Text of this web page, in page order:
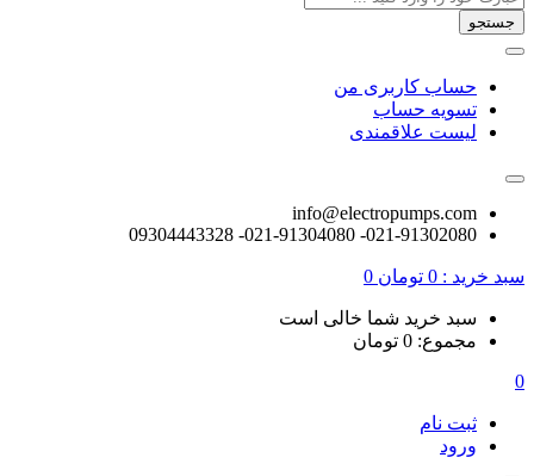
جستجو
حساب کاربری من
تسویه حساب
لیست علاقمندی
info@electropumps.com
021-91302080- 021-91304080- 09304443328
سبد خرید : 0 تومان 0
سبد خرید شما خالی است
مجموع: 0 تومان
0
ثبت نام
ورود